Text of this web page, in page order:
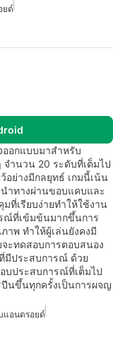
ยด์
ออกแบบมาสำหรับ
ำนวน 20 ระดับที่เต็มไป
อย่างมีกลยุทธ์ เกมนี้เน้น
นำทางผ่านขอบแคบและ
ที่เรียบง่ายทำให้ใช้งาน
ณ์ที่เข้มข้นมากขึ้นการ
าพ ทำให้ผู้เล่นยังคงมี
ะทดสอบการตอบสนอง
มีประสบการณ์ ด้วย
บประสบการณ์ที่เต็มไป
นขึ้นทุกครั้งเป็นการผจญ
แอนดรอยด์